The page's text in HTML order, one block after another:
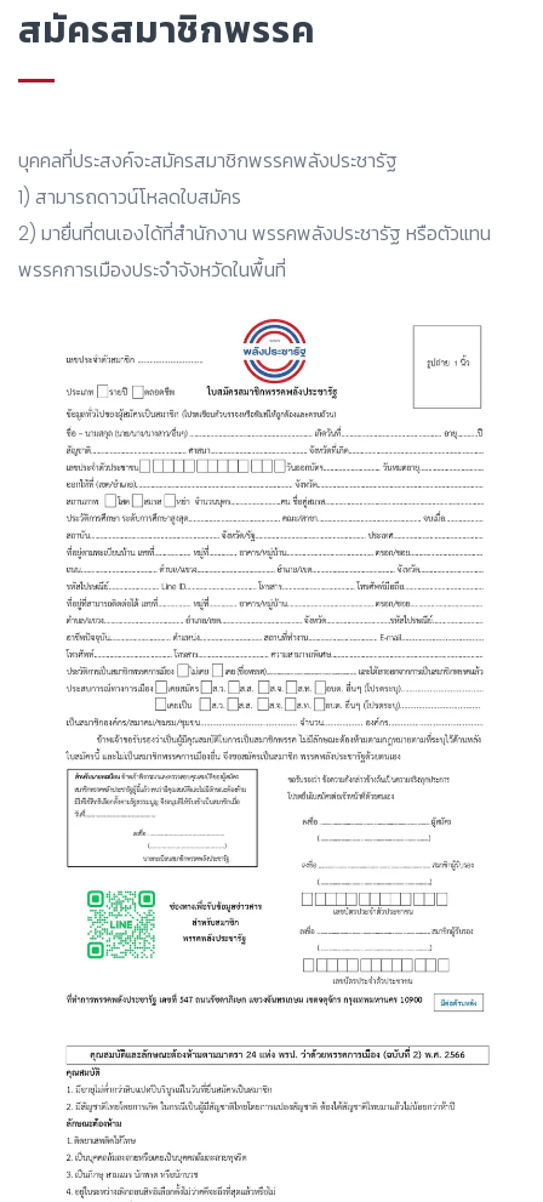
สมัครสมาชิกพรรค
บุคคลที่ประสงค์จะสมัครสมาชิกพรรคพลังประชารัฐ
1) สามารถดาวน์โหลดใบสมัคร
2) มายื่นที่ตนเองได้ที่สำนักงาน พรรคพลังประชารัฐ หรือตัวแทน
พรรคการเมืองประจำจังหวัดในพื้นที่